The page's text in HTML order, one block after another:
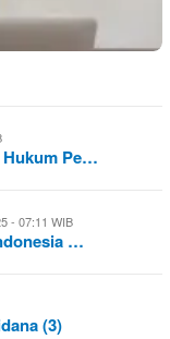
Pe…
- 07:11 WIB
…
(3)